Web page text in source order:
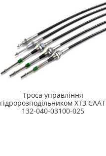
Троса управління
гідророзподільником ХТЗ ЄААТ
132-040-03100-025